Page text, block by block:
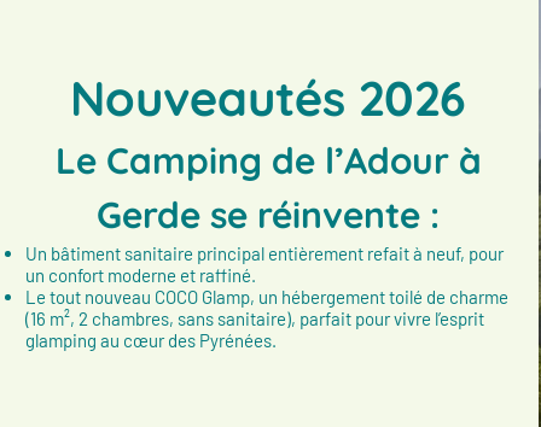
Nouveautés 2026
Le Camping de l’Adour à
Gerde se réinvente :
Un bâtiment sanitaire principal entièrement refait à neuf, pour
un confort moderne et raffiné.
Le tout nouveau COCO Glamp, un hébergement toilé de charme
(16 m², 2 chambres, sans sanitaire), parfait pour vivre l’esprit
glamping au cœur des Pyrénées.